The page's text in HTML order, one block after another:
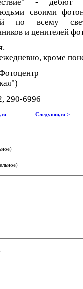
своими
по всему
и ценителей
кроме
290-6996
Следующая >